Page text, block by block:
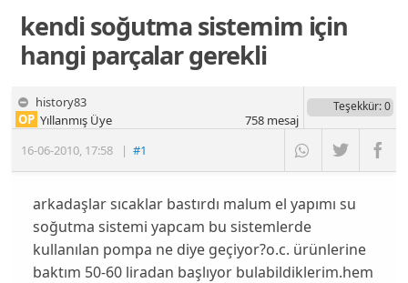
kendi soğutma sistemim için
hangi parçalar gerekli
history83
16-06-2010, 17:58 |#1
OP Yıllanmış Üye
Teşekkür: 0
758mesaj
arkadaşlar sıcaklar bastırdı malum el yapımı su
soğutma sistemi yapcam bu sistemlerde
kullanılan pompa ne diye geçiyor?o.c. ürünlerine
baktım 50-60 liradan başlıyor bulabildiklerim.hem